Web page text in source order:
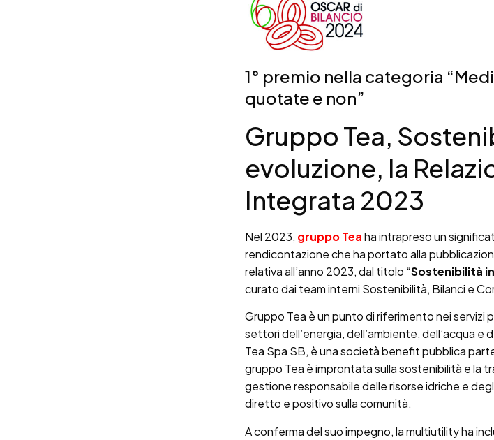
1° premio nella categoria
quotate e non”
Gruppo Tea,
evoluzione, la
Integrata 2023
Nel 2023, gruppo Teaha intrapreso un
rendicontazione che ha portato alla
relativa all’anno 2023, dal titolo “Sostenibilità
curato dai team interni Sostenibilità, Bilanci e
Gruppo Tea è un punto di riferimento nei servizi
settori dell’energia, dell’ambiente, dell’acqua e
Tea Spa SB, è una società benefit pubblica
gruppo Tea è improntata sulla sostenibilità e la
gestione responsabile delle risorse idriche e
diretto e positivo sulla comunità.
A conferma del suo impegno, la multiutility ha